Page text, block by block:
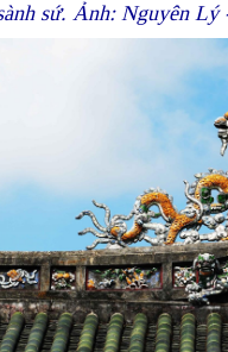
sứ. Ảnh: Nguyên